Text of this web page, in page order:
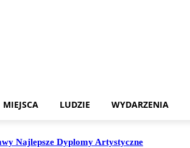
MIEJSCA LUDZIE WYDARZENIA
Najlepsze Dyplomy Artystyczne